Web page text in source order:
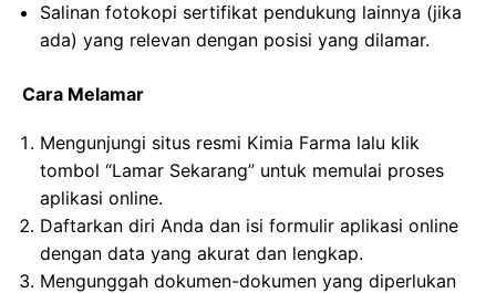
Salinan fotokopi sertifikat pendukung lainnya (jika
ada) yang relevan dengan posisi yang dilamar.
Cara Melamar
Mengunjungi situs resmi Kimia Farma lalu klik
tombol “Lamar Sekarang” untuk memulai proses
aplikasi online.
Daftarkan diri Anda dan isi formulir aplikasi online
dengan data yang akurat dan lengkap.
Mengunggah dokumen-dokumen yang diperlukan